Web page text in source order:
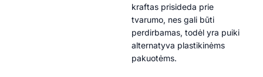
kraftas prisideda prie
tvarumo, nes gali būti
perdirbamas, todėl yra puiki
alternatyva plastikinėms
pakuotėms.